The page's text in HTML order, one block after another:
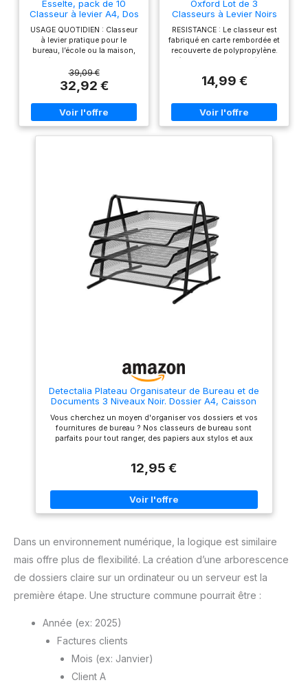
Esselte, pack de 10
Classeur à levier A4, Dos
Assorti
USAGE QUOTIDIEN : Classeur
à levier pratique pour le
bureau, l’école ou la maison,
documents A4. CAPACITÉ
OPTIMALE : Contient jusqu’à
550 feuilles (80 g/m²) pour un
rangement efficace de vos
documents volumineux.
PRATICITÉ : Mécanisme
étiquette de dos de 158 mm
interchangeable pour
identifier rapidement vos
dossiers. ÉCO-RESPONSABLE :
En carton recouvert de
polypropylène (intérieur et
extérieur) contenant 30% de
plastique recyclé avant
consommation, certifiée FSC.
CONTIENT : Lot de 10
39,09 €
32,92 €
Oxford Lot de 3
Classeurs à Levier Noirs
Capacité 750 Feuilles
Couverture Polypro
RESISTANCE : Le classeur est
fabriqué en carte rembordée et
recouverte de polypropylène.
classeur une longue durée de
FORMAT : Le maxi format A4XL
(28,3 cm x 32cm) du classeur
est ultra pratique. Les
jusqu'à 750 feuilles ou 180
pochettes plastiques
IDENTIFICATION : Le classeur
dispose d'un porte-étiquette
et d'une étiquette
d'identification adhésive,
placés sur le dos. Cela permet
d'identifier rapidement le
contenu du classeur, une fois
rangé PREHENSION : Le grand
14,99 €
Detectalia Plateau Organisateur de Bureau et de
Documents 3 Niveaux Noir. Dossier A4, Caisson
Organisateur de Tiroirs, Matériau en Maille
Métallique Noir
Vous cherchez un moyen d'organiser vos dossiers et vos
fournitures de bureau ? Nos classeurs de bureau sont
parfaits pour tout ranger, des papiers aux stylos et aux
de haute qualité. Ce porte-documents en métal est devenu
pour toutes sortes de fournitures de bureau, fournitures
scolaires et papeterie. En utilisant chaque tiroir, toutes vos
affaires seront en ordre, et vous aurez un bureau bien
environs bien rangés tout au long de la journée. Notre
classement que vous pouvez avoir. Un parfait organisateur
et trieur de documents en tant que meuble à tiroirs de
bureau, n'hésitez pas à commander dès aujourd'hui vos
nouveaux classeurs de bureau !
12,95 €
Dans un environnement numérique, la logique est similaire
mais offre plus de flexibilité. La création d’une arborescence
de dossiers claire sur un ordinateur ou un serveur est la
première étape. Une structure commune pourrait être :
Année (ex: 2025)
Factures clients
Mois (ex: Janvier)
Client A